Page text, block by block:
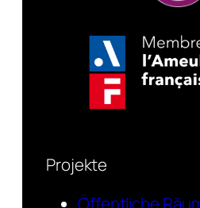
Projekte
Öffentliche